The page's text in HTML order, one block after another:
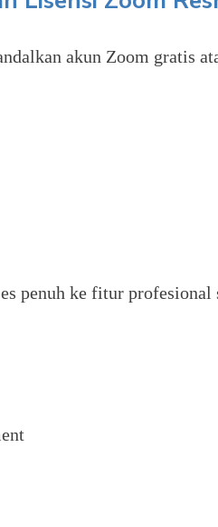
akun Zoom gratis
penuh ke fitur profesional